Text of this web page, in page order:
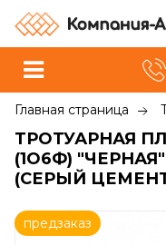
Главная страница
ТРОТУАРНАЯ
(1О6Ф)
(СЕРЫЙ
предзаказ